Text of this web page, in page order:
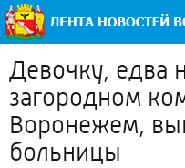
Девочку, едва
загородном
Воронежем,
больницы